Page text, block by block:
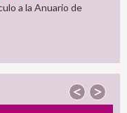
a la Anuario de
< >